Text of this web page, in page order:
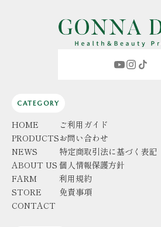
CATEGORY
HOME
PRODUCTS
NEWS
ABOUT US
FARM
STORE
CONTACT
ご利用ガイド
お問い合わせ
特定商取引法に基づく表記
個人情報保護方針
利用規約
免責事項